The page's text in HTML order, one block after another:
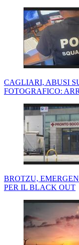
CAGLIARI, ABUSI
FOTOGRAFICO:
BROTZU,
PER IL BLACK OUT